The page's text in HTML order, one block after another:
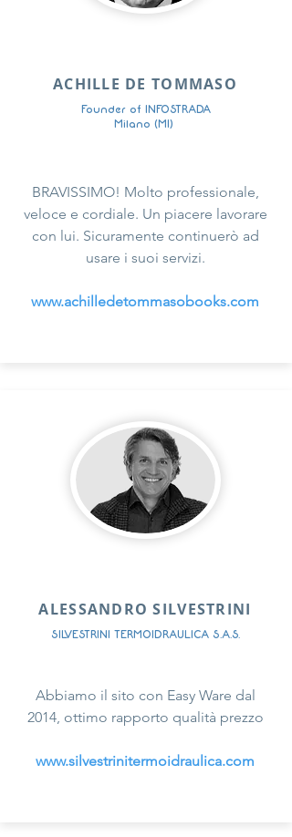
ACHILLE DE TOMMASO
Founder of INFOSTRADA
Milano (MI)
BRAVISSIMO! Molto professionale,
veloce e cordiale. Un piacere lavorare
con lui. Sicuramente continuerò ad
usare i suoi servizi.
www.achilledetommasobooks.com
ALESSANDRO SILVESTRINI
SILVESTRINI TERMOIDRAULICA S.A.S.
Abbiamo il sito con Easy Ware dal
2014, ottimo rapporto qualità prezzo
www.silvestrinitermoidraulica.com